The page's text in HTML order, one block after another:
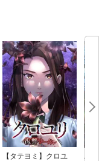
【タテヨミ】クロユ
バ